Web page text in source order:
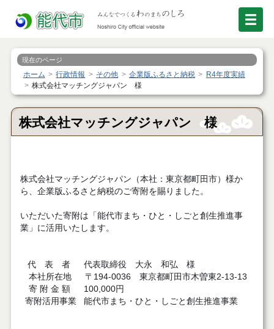
現在のページ
ホーム 行政情報 その他 企業版ふるさと納税
R4年度実績
株式会社マッチングジャパン 様
株式会社マッチングジャパン 様
株式会社マッチングジャパン（本社：東京都町田市）様か
ら、企業版ふるさと納税のご寄附を賜りました。
いただいた寄附は「能代市まち・ひと・しごと創生推進事
業」に活用いたします。
代 表 者 代表取締役 大永 和弘 様
本社所在地 〒194-0036 東京都町田市木曽東2-13-13
寄 附 金 額 100,000円
寄附活用事業 能代市まち・ひと・しごと創生推進事業